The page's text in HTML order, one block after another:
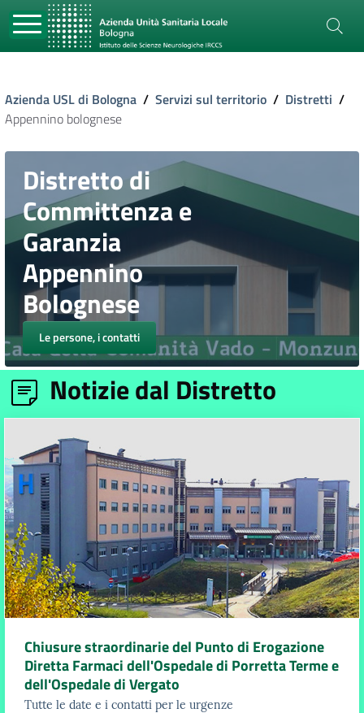
Azienda USL di Bologna / Servizi sul territorio / Distretti /
Appennino bolognese
Distretto di
Committenza e
Garanzia
Appennino
Bolognese
Le persone, i contatti
Notizie dal Distretto
Chiusure straordinarie del Punto di Erogazione
Diretta Farmaci dell'Ospedale di Porretta Terme e
dell'Ospedale di Vergato
Tutte le date e i contatti per le urgenze